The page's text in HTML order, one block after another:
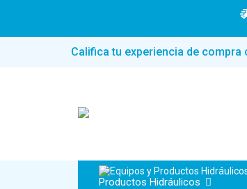
Califica tu experiencia de
Productos Hidráulicos